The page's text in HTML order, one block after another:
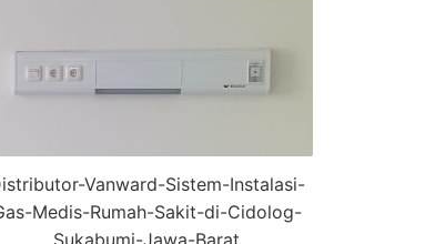
Vanward-Sistem-Instalasi-
Medis-Rumah-Sakit-di-Cidolog-
Sukabumi-Jawa-Barat